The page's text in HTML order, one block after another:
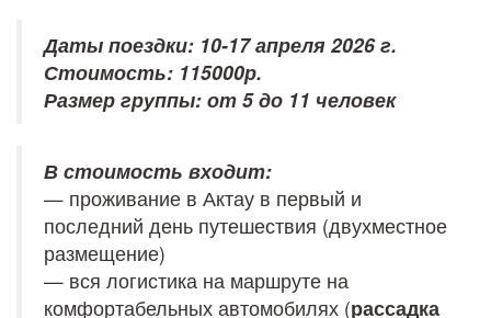
Даты поездки: 10-17 апреля 2026 г.
Стоимость: 115000р.
Размер группы: от 5 до 11 человек
— проживание в Актау в первый и
последний день путешествия (двухместное
размещение)
— вся логистика на маршруте на
комфортабельных автомобилях (рассадка